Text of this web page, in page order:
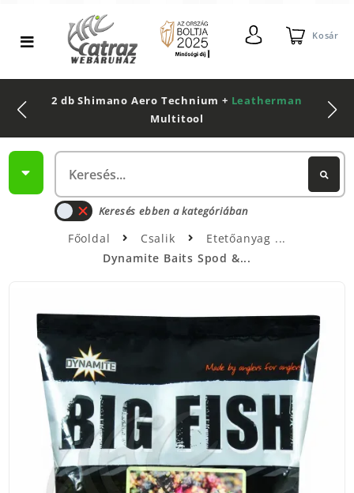
Kosár
2 db Shimano Aero Technium + Leatherman
Multitool
Keresés ebben a kategóriában
Főoldal Csalik
Etetőanyag
Dynamite Baits Spod &...